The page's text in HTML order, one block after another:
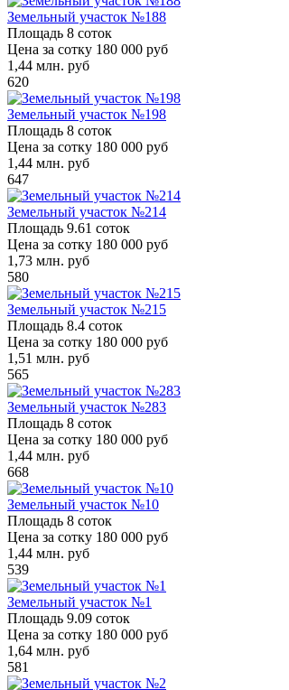
Земельный участок №188
Площадь 8 соток
Цена за сотку 180 000 руб
1,44 млн. руб
620
Земельный участок №198
Площадь 8 соток
Цена за сотку 180 000 руб
1,44 млн. руб
647
Земельный участок №214
Площадь 9.61 соток
Цена за сотку 180 000 руб
1,73 млн. руб
580
Земельный участок №215
Площадь 8.4 соток
Цена за сотку 180 000 руб
1,51 млн. руб
565
Земельный участок №283
Площадь 8 соток
Цена за сотку 180 000 руб
1,44 млн. руб
668
Земельный участок №10
Площадь 8 соток
Цена за сотку 180 000 руб
1,44 млн. руб
539
Земельный участок №1
Площадь 9.09 соток
Цена за сотку 180 000 руб
1,64 млн. руб
581